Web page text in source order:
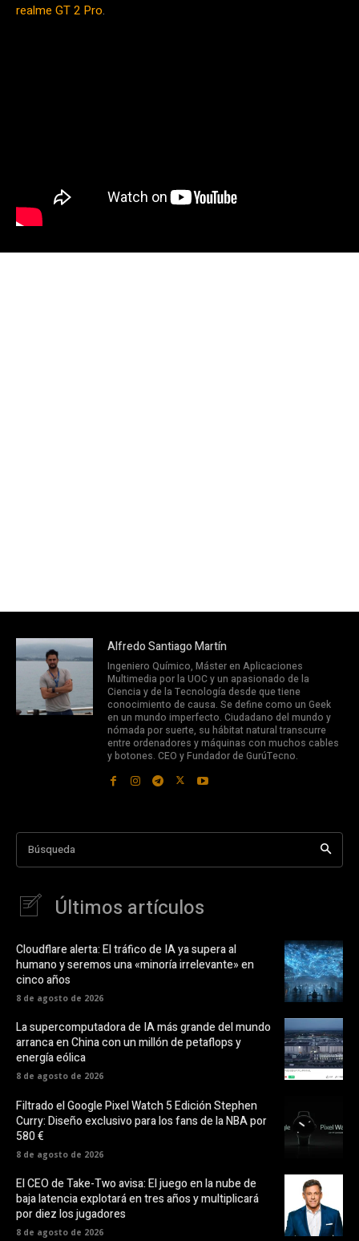
realme GT 2 Pro.
Alfredo Santiago Martín
Ingeniero Químico, Máster en Aplicaciones
Multimedia por la UOC y un apasionado de la
Ciencia y de la Tecnología desde que tiene
conocimiento de causa. Se define como un Geek
en un mundo imperfecto. Ciudadano del mundo y
nómada por suerte, su hábitat natural transcurre
entre ordenadores y máquinas con muchos cables
y botones. CEO y Fundador de GurúTecno.
Búsqueda
Últimos artículos
Cloudflare alerta: El tráfico de IA ya supera al
humano y seremos una «minoría irrelevante» en
cinco años
8 de agosto de 2026
La supercomputadora de IA más grande del mundo
arranca en China con un millón de petaflops y
energía eólica
8 de agosto de 2026
Filtrado el Google Pixel Watch 5 Edición Stephen
Curry: Diseño exclusivo para los fans de la NBA por
580 €
8 de agosto de 2026
El CEO de Take-Two avisa: El juego en la nube de
baja latencia explotará en tres años y multiplicará
por diez los jugadores
8 de agosto de 2026